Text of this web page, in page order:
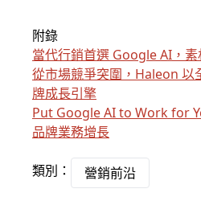
附錄
當代行銷首選 Google AI，
從市場競爭突圍，Haleon 以
牌成長引擎
Put Google AI to Work for
品牌業務增長
類別： 營銷前沿